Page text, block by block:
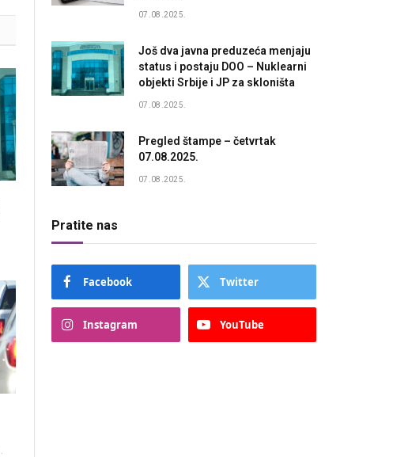
07.08.2025.
Još dva javna preduzeća menjaju
status i postaju DOO – Nuklearni
objekti Srbije i JP za skloništa
07.08.2025.
Pregled štampe – četvrtak
07.08.2025.
07.08.2025.
Pratite nas
Facebook Twitter
Instagram YouTube